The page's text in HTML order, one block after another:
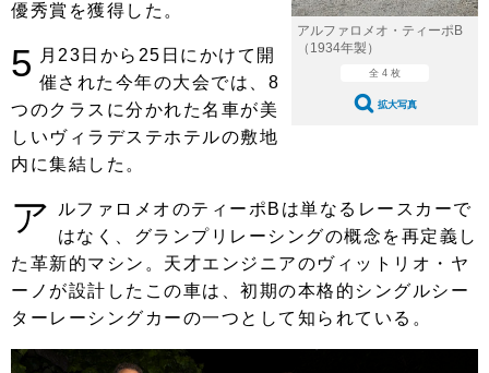
鈑金・塗装 コーティング
フィルム・ラッピング
防錆
ストップ 不具合修理＆粗悪修理
カーメーカー「旧車」関連プロジェ
クト
コラム
ショップ紹介
ショップレポート
レストア
カーメーカー「旧車」関連プロジ
インタビュー
イベント
イベント告知 イベントレポート
アルファロメオ・ティーポB
（1934年製）
全 4 枚
拡大写真
優秀賞を獲得した。
5
月23日から25日にかけて開
催された今年の大会では、8
つのクラスに分かれた名車が美
しいヴィラデステホテルの敷地
内に集結した。
ア
ルファロメオのティーポBは単なるレースカーで
はなく、グランプリレーシングの概念を再定義し
た革新的マシン。天才エンジニアのヴィットリオ・ヤ
ーノが設計したこの車は、初期の本格的シングルシー
ターレーシングカーの一つとして知られている。